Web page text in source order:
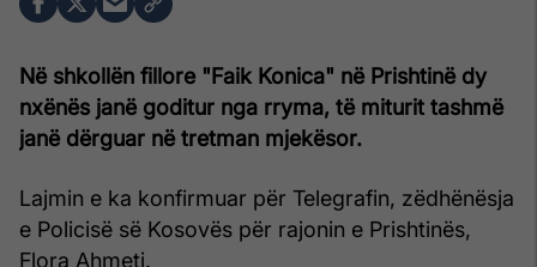
Në shkollën fillore "Faik Konica" në Prishtinë dy
nxënës janë goditur nga rryma, të miturit tashmë
janë dërguar në tretman mjekësor.
Lajmin e ka konfirmuar për Telegrafin, zëdhënësja
e Policisë së Kosovës për rajonin e Prishtinës,
Flora Ahmeti.